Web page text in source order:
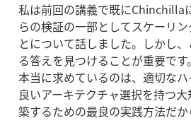
私は前回の講義で既にChinchilla
らの検証の一部としてスケーリ
とについて話しました。しかし
る答えを見つけることが重要で
本当に求めているのは、適切な
良いアーキテクチャ選択を持つ
築するための最良の実践方法だか